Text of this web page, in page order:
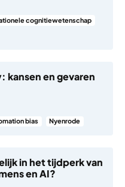
cognitiewetenschap
kansen en gevaren
bias Nyenrode
in het tijdperk van
en AI?